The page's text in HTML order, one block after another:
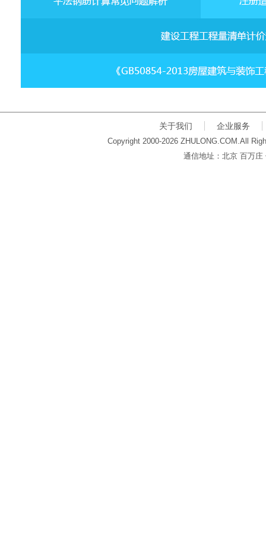
关于我们 企业服务
Copyright 2000-2026 ZHULONG.COM.All
通信地址：北京 百万